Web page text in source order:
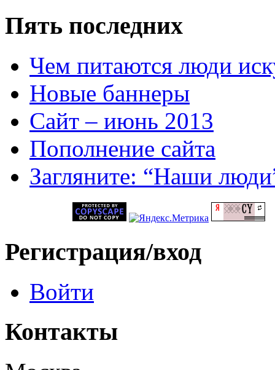
Пять последних
Чем питаются люди
Новые баннеры
Сайт – июнь 2013
Пополнение сайта
Загляните: “Наши
Регистрация/вход
Войти
Контакты